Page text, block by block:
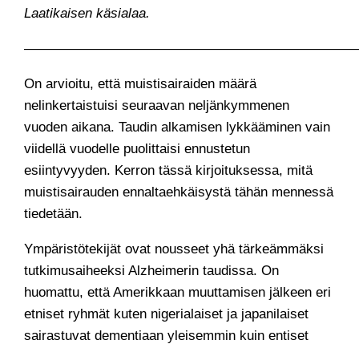
Laatikaisen käsialaa.
On arvioitu, että muistisairaiden määrä
nelinkertaistuisi seuraavan neljänkymmenen
vuoden aikana. Taudin alkamisen lykkääminen vain
viidellä vuodelle puolittaisi ennustetun
esiintyvyyden. Kerron tässä kirjoituksessa, mitä
muistisairauden ennaltaehkäisystä tähän mennessä
tiedetään.
Ympäristötekijät ovat nousseet yhä tärkeämmäksi
tutkimusaiheeksi Alzheimerin taudissa. On
huomattu, että Amerikkaan muuttamisen jälkeen eri
etniset ryhmät kuten nigerialaiset ja japanilaiset
sairastuvat dementiaan yleisemmin kuin entiset